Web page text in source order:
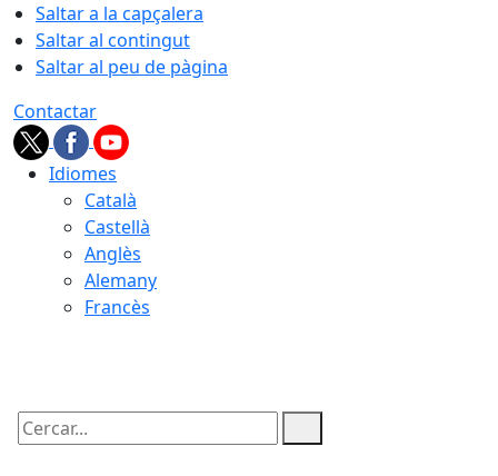
Saltar a la capçalera
Saltar al contingut
Saltar al peu de pàgina
Contactar
Idiomes
Català
Castellà
Anglès
Alemany
Francès
Cercar: